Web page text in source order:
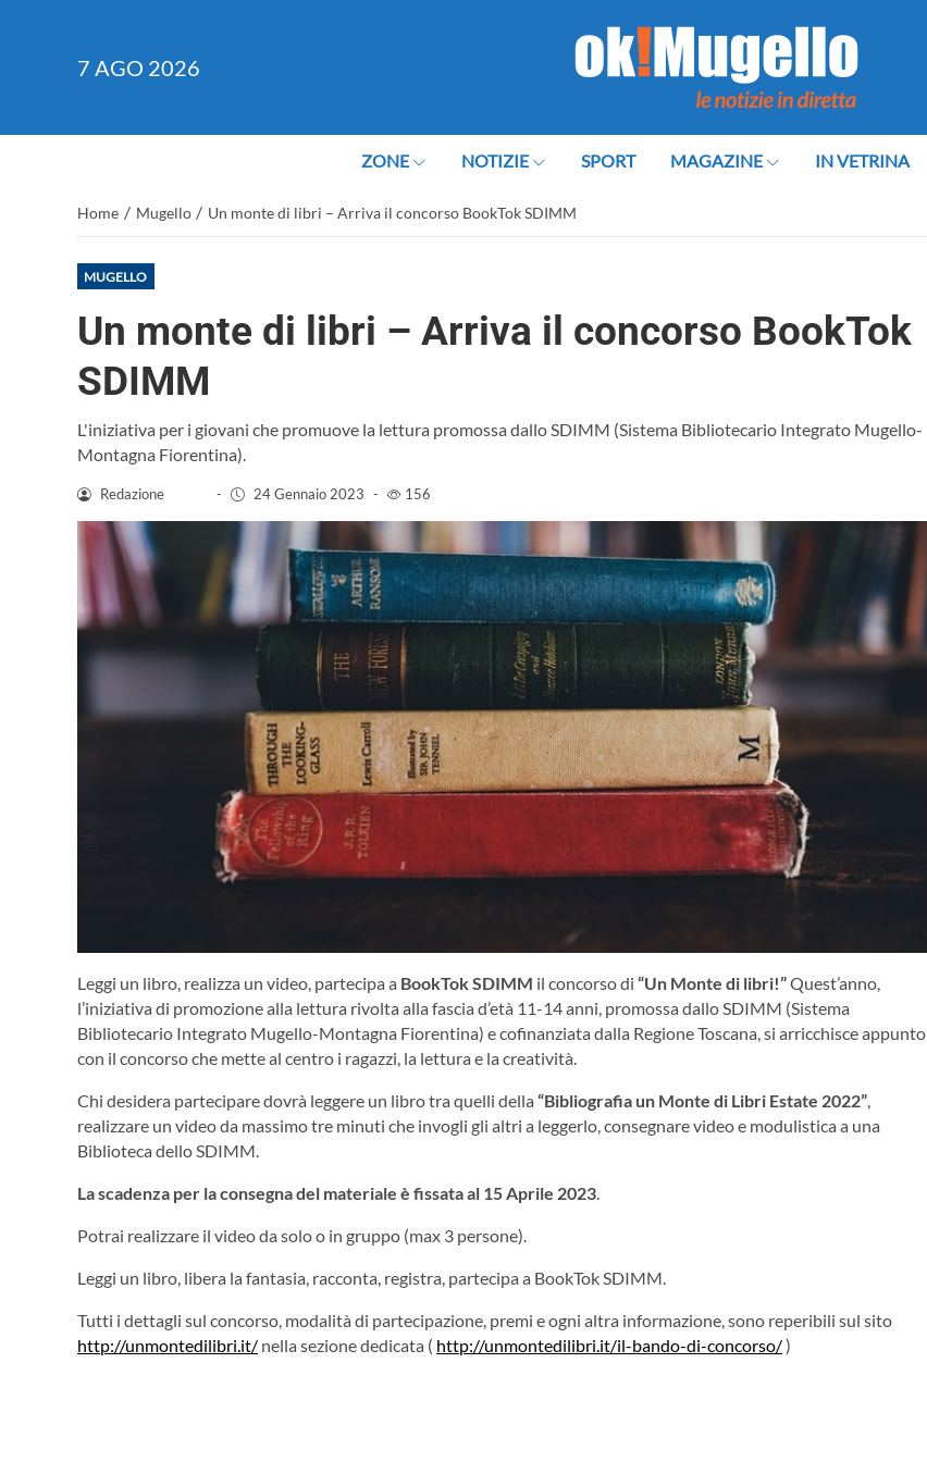
7 AGO 2026
ZONE NOTIZIE SPORT MAGAZINE IN VETRINA
Home / Mugello / Un monte di libri – Arriva il concorso BookTok SDIMM
MUGELLO
Un monte di libri – Arriva il concorso BookTok
SDIMM
L'iniziativa per i giovani che promuove la lettura promossa dallo SDIMM (Sistema Bibliotecario Integrato Mugello-
Montagna Fiorentina).
Redazione - 24 Gennaio 2023 - 156
Leggi un libro, realizza un video, partecipa a BookTok SDIMM il concorso di “Un Monte di libri!”Quest’anno,
l’iniziativa di promozione alla lettura rivolta alla fascia d’età 11-14 anni, promossa dallo SDIMM (Sistema
Bibliotecario Integrato Mugello-Montagna Fiorentina) e cofinanziata dalla Regione Toscana, si arricchisce appunto
con il concorso che mette al centro i ragazzi, la lettura e la creatività.
Chi desidera partecipare dovrà leggere un libro tra quelli della “Bibliografia un Monte di Libri Estate 2022”
realizzare un video da massimo tre minuti che invogli gli altri a leggerlo, consegnare video e modulistica a una
Biblioteca dello SDIMM.
La scadenza per la consegna del materiale è fissata al 15 Aprile 2023
Potrai realizzare il video da solo o in gruppo (max 3 persone).
Leggi un libro, libera la fantasia, racconta, registra, partecipa a BookTok SDIMM.
Tutti i dettagli sul concorso, modalità di partecipazione, premi e ogni altra informazione, sono reperibili sul sito
http://unmontedilibri.it/ nella sezione dedicata ( http://unmontedilibri.it/il-bando-di-concorso/)